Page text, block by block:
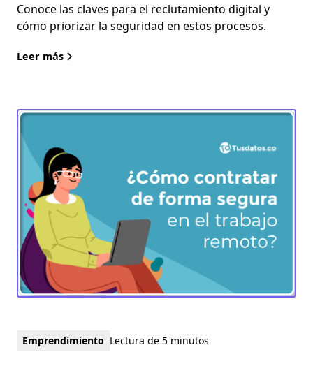
Conoce las claves para el reclutamiento digital y
cómo priorizar la seguridad en estos procesos.
Leer más
Emprendimiento Lectura de 5 minutos